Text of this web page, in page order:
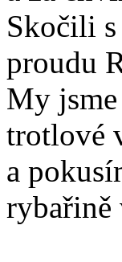
Skočili
proudu
My
trotlové
a